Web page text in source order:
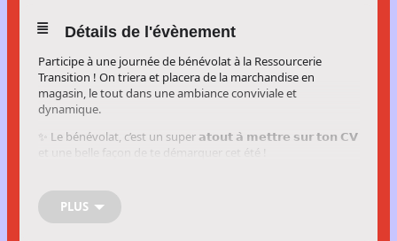
Détails de l'évènement
Participe à une journée de bénévolat à la Ressourcerie
Transition ! On triera et placera de la marchandise en
magasin, le tout dans une ambiance conviviale et
dynamique.
✨ Le bénévolat, c’est un super 𝗮𝘁𝗼𝘂𝘁 𝗮̀ 𝗺𝗲𝘁𝘁𝗿𝗲 𝘀𝘂𝗿 𝘁𝗼𝗻 𝗖𝗩
et une belle façon de te démarquer cet été !
🕐 𝗛𝗲𝘂𝗿𝗲 : 9h à 16h
PLUS